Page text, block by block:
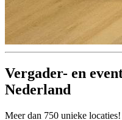
Vergader- en
Nederland
Meer dan 750 unieke locaties!